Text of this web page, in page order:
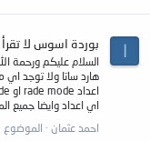
بوردة اسوس لا تقرأ
هارد ساتا ولا توجد
اي اعداد وايضا جميع
احمد عثمان
الموضوع